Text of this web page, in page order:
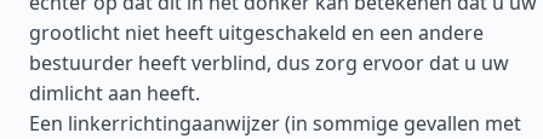
grootlicht niet heeft uitgeschakeld en een andere
bestuurder heeft verblind, dus zorg ervoor dat u uw
dimlicht aan heeft.
Een linkerrichtingaanwijzer (in sommige gevallen met